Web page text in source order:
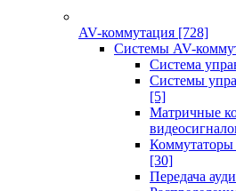
AV-коммутация [728]
Системы AV-
Система
Системы
[5]
Матричные
Коммутаторы
[30]
Передача